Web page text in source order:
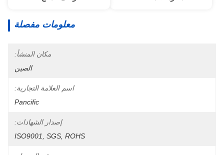
معلومات مفصلة
مكان المنشأ:
الصين
اسم العلامة التجارية:
Pancific
إصدار الشهادات:
ISO9001, SGS, ROHS